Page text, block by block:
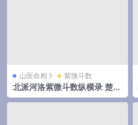
山医命相卜 紫微斗数
北派河洛紫微斗数纵横录 楚天
云阔